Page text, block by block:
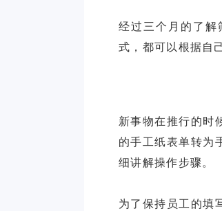
经过三个月的了解
新事物在推行的时
的手工纸表单转为
细讲解操作步骤。
为了保持员工的填